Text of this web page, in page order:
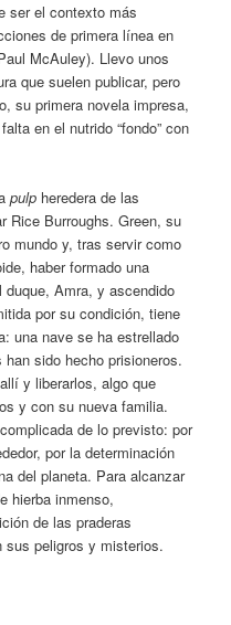
ser el contexto más
de primera línea en
McAuley). Llevo unos
que suelen publicar, pero
su primera novela impresa,
en el nutrido “fondo” con
pulp heredera de las
Rice Burroughs. Green, su
mundo y, tras servir como
haber formado una
Amra, y ascendido
por su condición, tiene
una nave se ha estrellado
sido hecho prisioneros.
y liberarlos, algo que
y con su nueva familia.
de lo previsto: por
por la determinación
del planeta. Para alcanzar
hierba inmenso,
de las praderas
peligros y misterios.